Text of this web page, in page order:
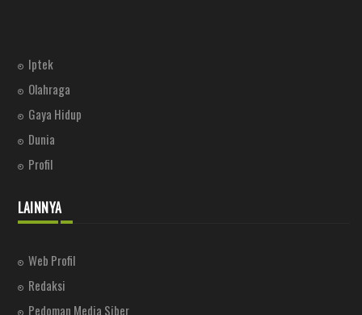
Iptek
Olahraga
Gaya Hidup
Dunia
Profil
LAINNYA
Web Profil
Redaksi
Pedoman Media Siber